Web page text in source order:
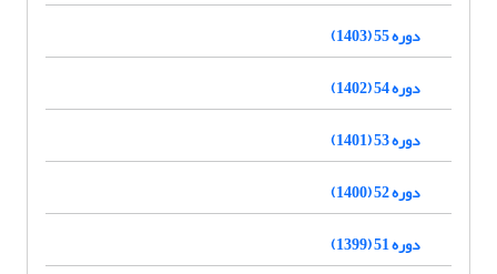
دوره 55 (1403)
دوره 54 (1402)
دوره 53 (1401)
دوره 52 (1400)
دوره 51 (1399)